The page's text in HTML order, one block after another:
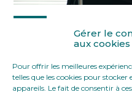
Gérer le
aux cookies
Pour offrir les meilleures
telles que les cookies pour
appareils. Le fait de consentir à
FaceBook
Twitter